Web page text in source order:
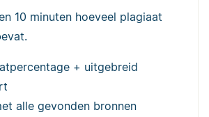
10 minuten hoeveel plagiaat
+ uitgebreid
alle gevonden bronnen